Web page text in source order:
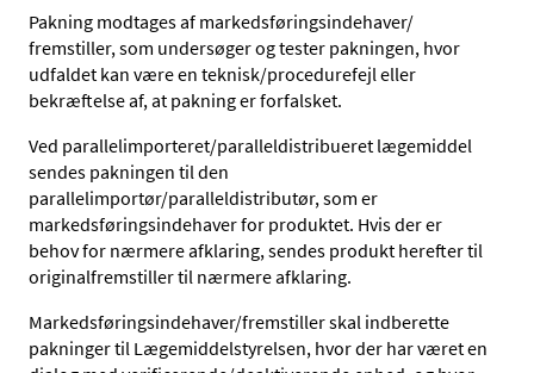
Pakning modtages af markedsføringsindehaver/
fremstiller, som undersøger og tester pakningen, hvor
udfaldet kan være en teknisk/procedurefejl eller
bekræftelse af, at pakning er forfalsket.
Ved parallelimporteret/paralleldistribueret lægemiddel
sendes pakningen til den
parallelimportør/paralleldistributør, som er
markedsføringsindehaver for produktet. Hvis der er
behov for nærmere afklaring, sendes produkt herefter til
originalfremstiller til nærmere afklaring.
Markedsføringsindehaver/fremstiller skal indberette
pakninger til Lægemiddelstyrelsen, hvor der har været en